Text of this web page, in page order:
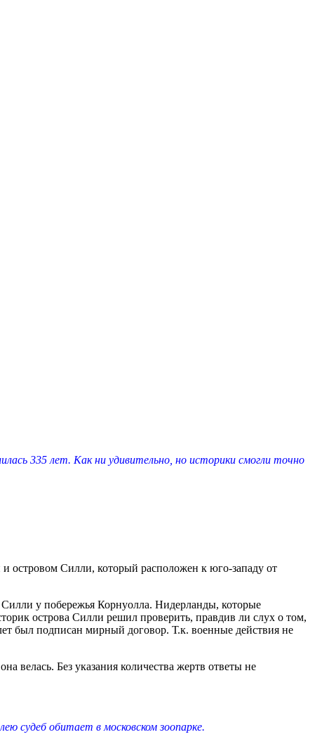
335 лет. Как ни удивительно, но историки смогли точно
островом Силли, который расположен к юго-западу от
у побережья Корнуолла. Нидерланды, которые
острова Силли решил проверить, правдив ли слух о том,
был подписан мирный договор. Т.к. военные действия не
Без указания количества жертв ответы не
судеб обитает в московском зоопарке.